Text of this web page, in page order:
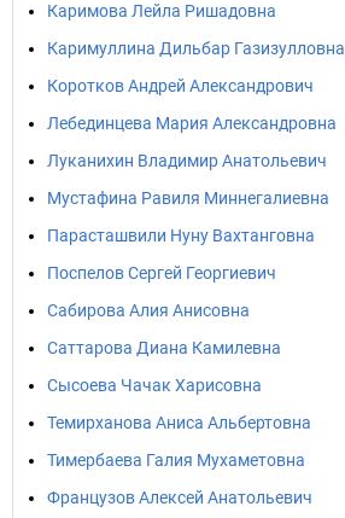
Каримова Лейла Ришадовна
Каримуллина Дильбар Газизулловна
Коротков Андрей Александрович
Лебединцева Мария Александровна
Луканихин Владимир Анатольевич
Мустафина Равиля Миннегалиевна
Парасташвили Нуну Вахтанговна
Поспелов Сергей Георгиевич
Сабирова Алия Анисовна
Саттарова Диана Камилевна
Сысоева Чачак Харисовна
Темирханова Аниса Альбертовна
Тимербаева Галия Мухаметовна
Французов Алексей Анатольевич